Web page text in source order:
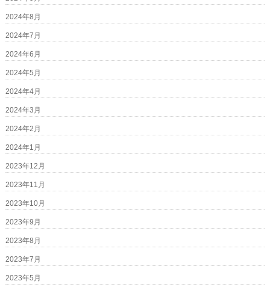
2024年8月
2024年7月
2024年6月
2024年5月
2024年4月
2024年3月
2024年2月
2024年1月
2023年12月
2023年11月
2023年10月
2023年9月
2023年8月
2023年7月
2023年5月